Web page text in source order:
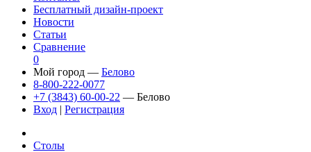
Бесплатный дизайн-проект
Новости
Статьи
Сравнение
0
Мой город — Белово
8-800-222-0077
+7 (3843) 60-00-22 — Белово
Вход | Регистрация
Столы